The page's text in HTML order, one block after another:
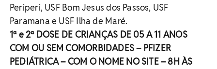
Periperi, USF Bom Jesus dos Passos, USF
Paramana e USF Ilha de Maré.
1ª e 2ª DOSE DE CRIANÇAS DE 05 A 11 ANOS
COM OU SEM COMORBIDADES – PFIZER
PEDIÁTRICA – COM O NOME NO SITE – 8H ÀS